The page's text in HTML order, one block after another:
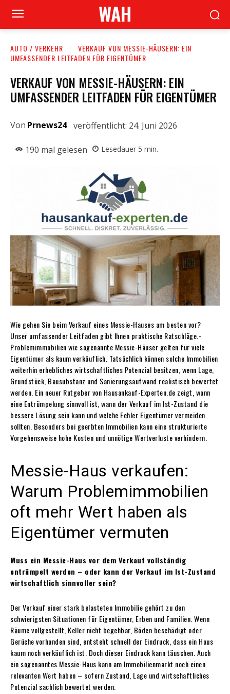
WAH
AUTO / VERKEHR
VERKAUF VON MESSIE-HÄUSERN: EIN
UMFASSENDER LEITFADEN FÜR EIGENTÜMER
VERKAUF VON MESSIE-HÄUSERN: EIN
UMFASSENDER LEITFADEN FÜR EIGENTÜMER
Von Prnews24 veröffentlicht: 24. Juni 2026
190 mal gelesen Lesedauer 5 min.
Wie gehen Sie beim Verkauf eines Messie-Hauses am besten vor?
Unser umfassender Leitfaden gibt Ihnen praktische Ratschläge.-
Problemimmobilien wie sogenannte Messie-Häuser gelten für viele
Eigentümer als kaum verkäuflich. Tatsächlich können solche Immobilien
weiterhin erhebliches wirtschaftliches Potenzial besitzen, wenn Lage,
Grundstück, Bausubstanz und Sanierungsaufwand realistisch bewertet
werden. Ein neuer Ratgeber von Hausankauf-Experten.de zeigt, wann
eine Entrümpelung sinnvoll ist, wann der Verkauf im Ist-Zustand die
bessere Lösung sein kann und welche Fehler Eigentümer vermeiden
sollten. Besonders bei geerbten Immobilien kann eine strukturierte
Vorgehensweise hohe Kosten und unnötige Wertverluste verhindern.
Messie-Haus verkaufen:
Warum Problemimmobilien
oft mehr Wert haben als
Eigentümer vermuten
Muss ein Messie-Haus vor dem Verkauf vollständig
entrümpelt werden – oder kann der Verkauf im Ist-Zustand
wirtschaftlich sinnvoller sein?
Der Verkauf einer stark belasteten Immobilie gehört zu den
schwierigsten Situationen für Eigentümer, Erben und Familien. Wenn
Räume vollgestellt, Keller nicht begehbar, Böden beschädigt oder
Gerüche vorhanden sind, entsteht schnell der Eindruck, dass ein Haus
kaum noch verkäuflich ist. Doch dieser Eindruck kann täuschen. Auch
ein sogenanntes Messie-Haus kann am Immobilienmarkt noch einen
relevanten Wert haben – sofern Zustand, Lage und wirtschaftliches
Potenzial sachlich bewertet werden.